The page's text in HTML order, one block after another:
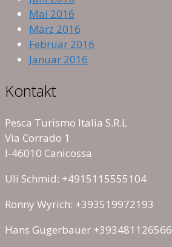
Mai 2016
März 2016
Februar 2016
Januar 2016
Kontakt
Pesca Turismo Italia S.R.L
Via Corrado 1
I-46010 Canicossa
Uli Schmid: +4915115555104
Ronny Wyrich: +393519972193
Hans Gugerbauer +393481126566